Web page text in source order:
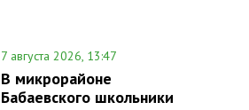
7 августа 2026, 13:47
В микрорайоне
Бабаевского школьники